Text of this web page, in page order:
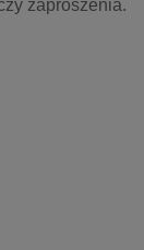
zaproszenia.